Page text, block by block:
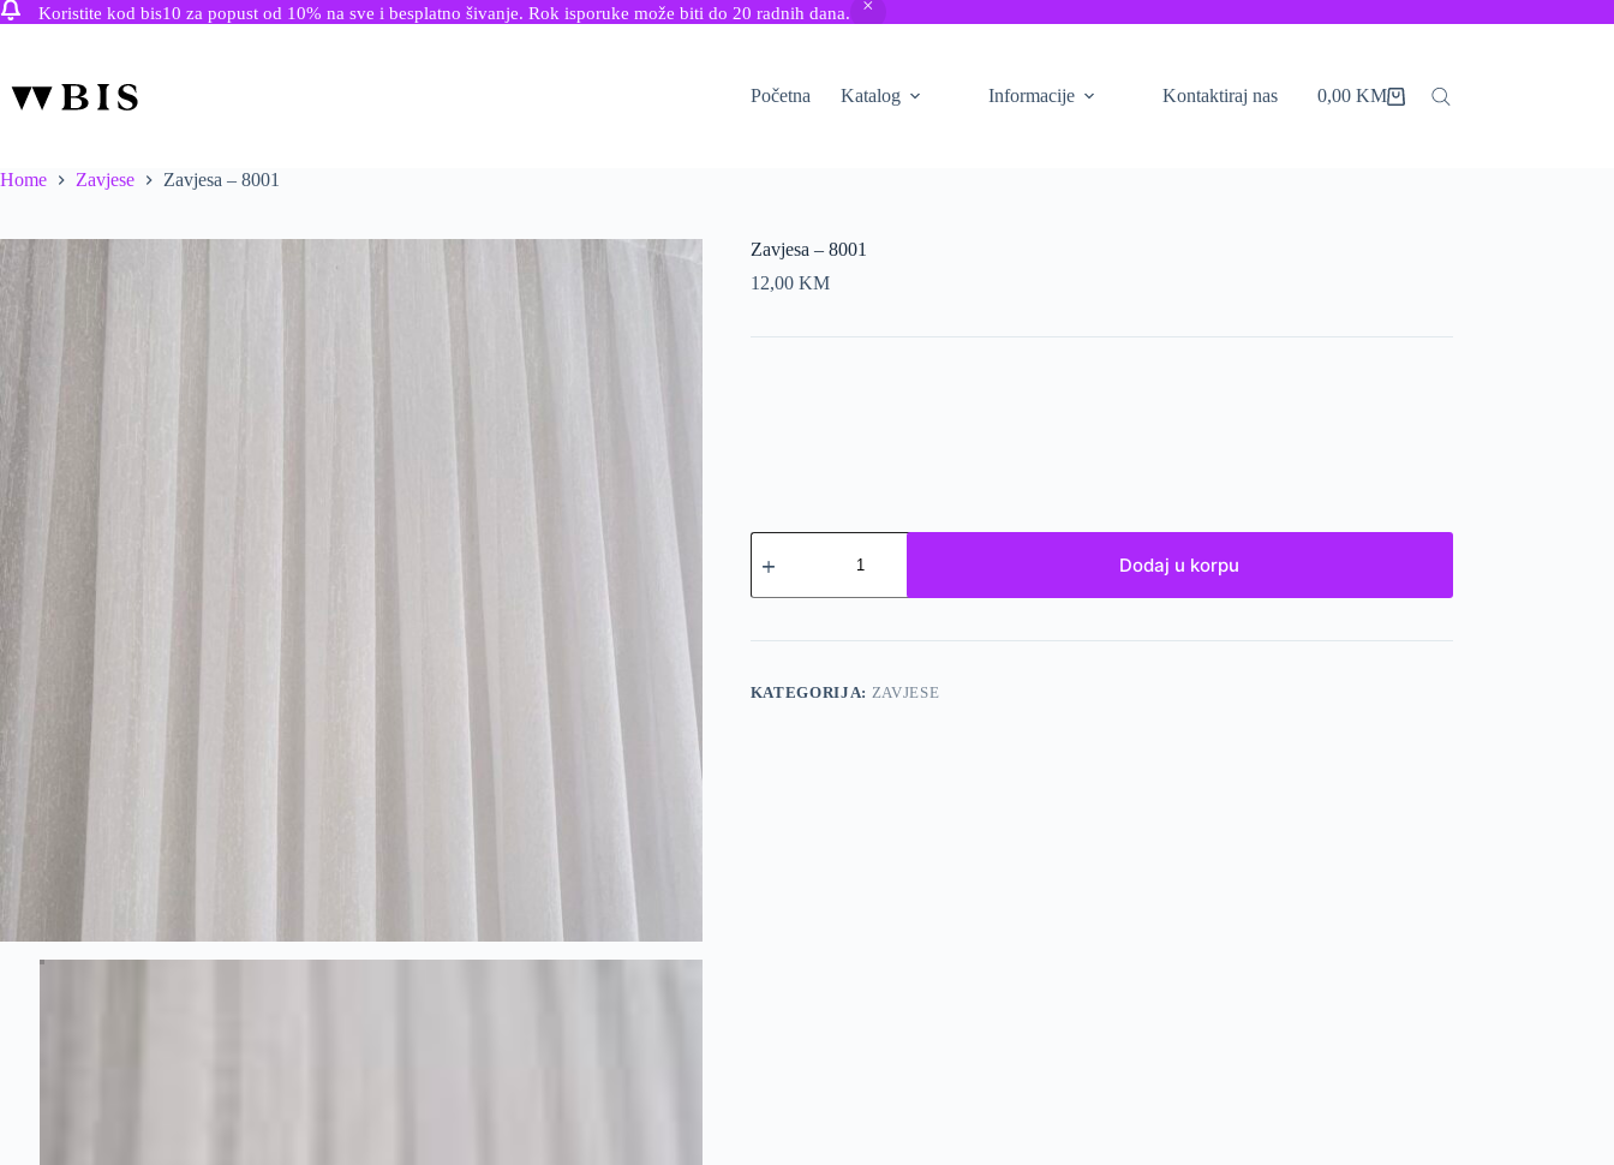
Koristite kod bis10 za popust od 10% na sve i besplatno šivanje. Rok isporuke može biti do 20 radnih dana.
Početna
Katalog Informacije Kontaktiraj nas
Shopping
0,00 KM
Home Zavjese Zavjesa – 8001
Zavjesa – 8001
12,00 KM
Zavjesa
količina
Dodaj u korpu
KATEGORIJA: ZAVJESE